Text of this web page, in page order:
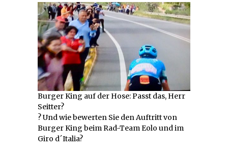
Burger King auf der Hose: Passt das, Herr
Seitter?
? Und wie bewerten Sie den Auftritt von
Burger King beim Rad-Team Eolo und im
Giro d´Italia?